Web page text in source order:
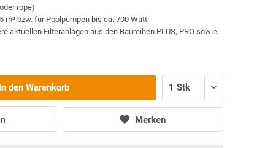
rope)
m³ bzw. für Poolpumpen bis ca. 700 Watt
aktuellen Filteranlagen aus den Baureihen PLUS, PRO sowie
In den Warenkorb
Merken